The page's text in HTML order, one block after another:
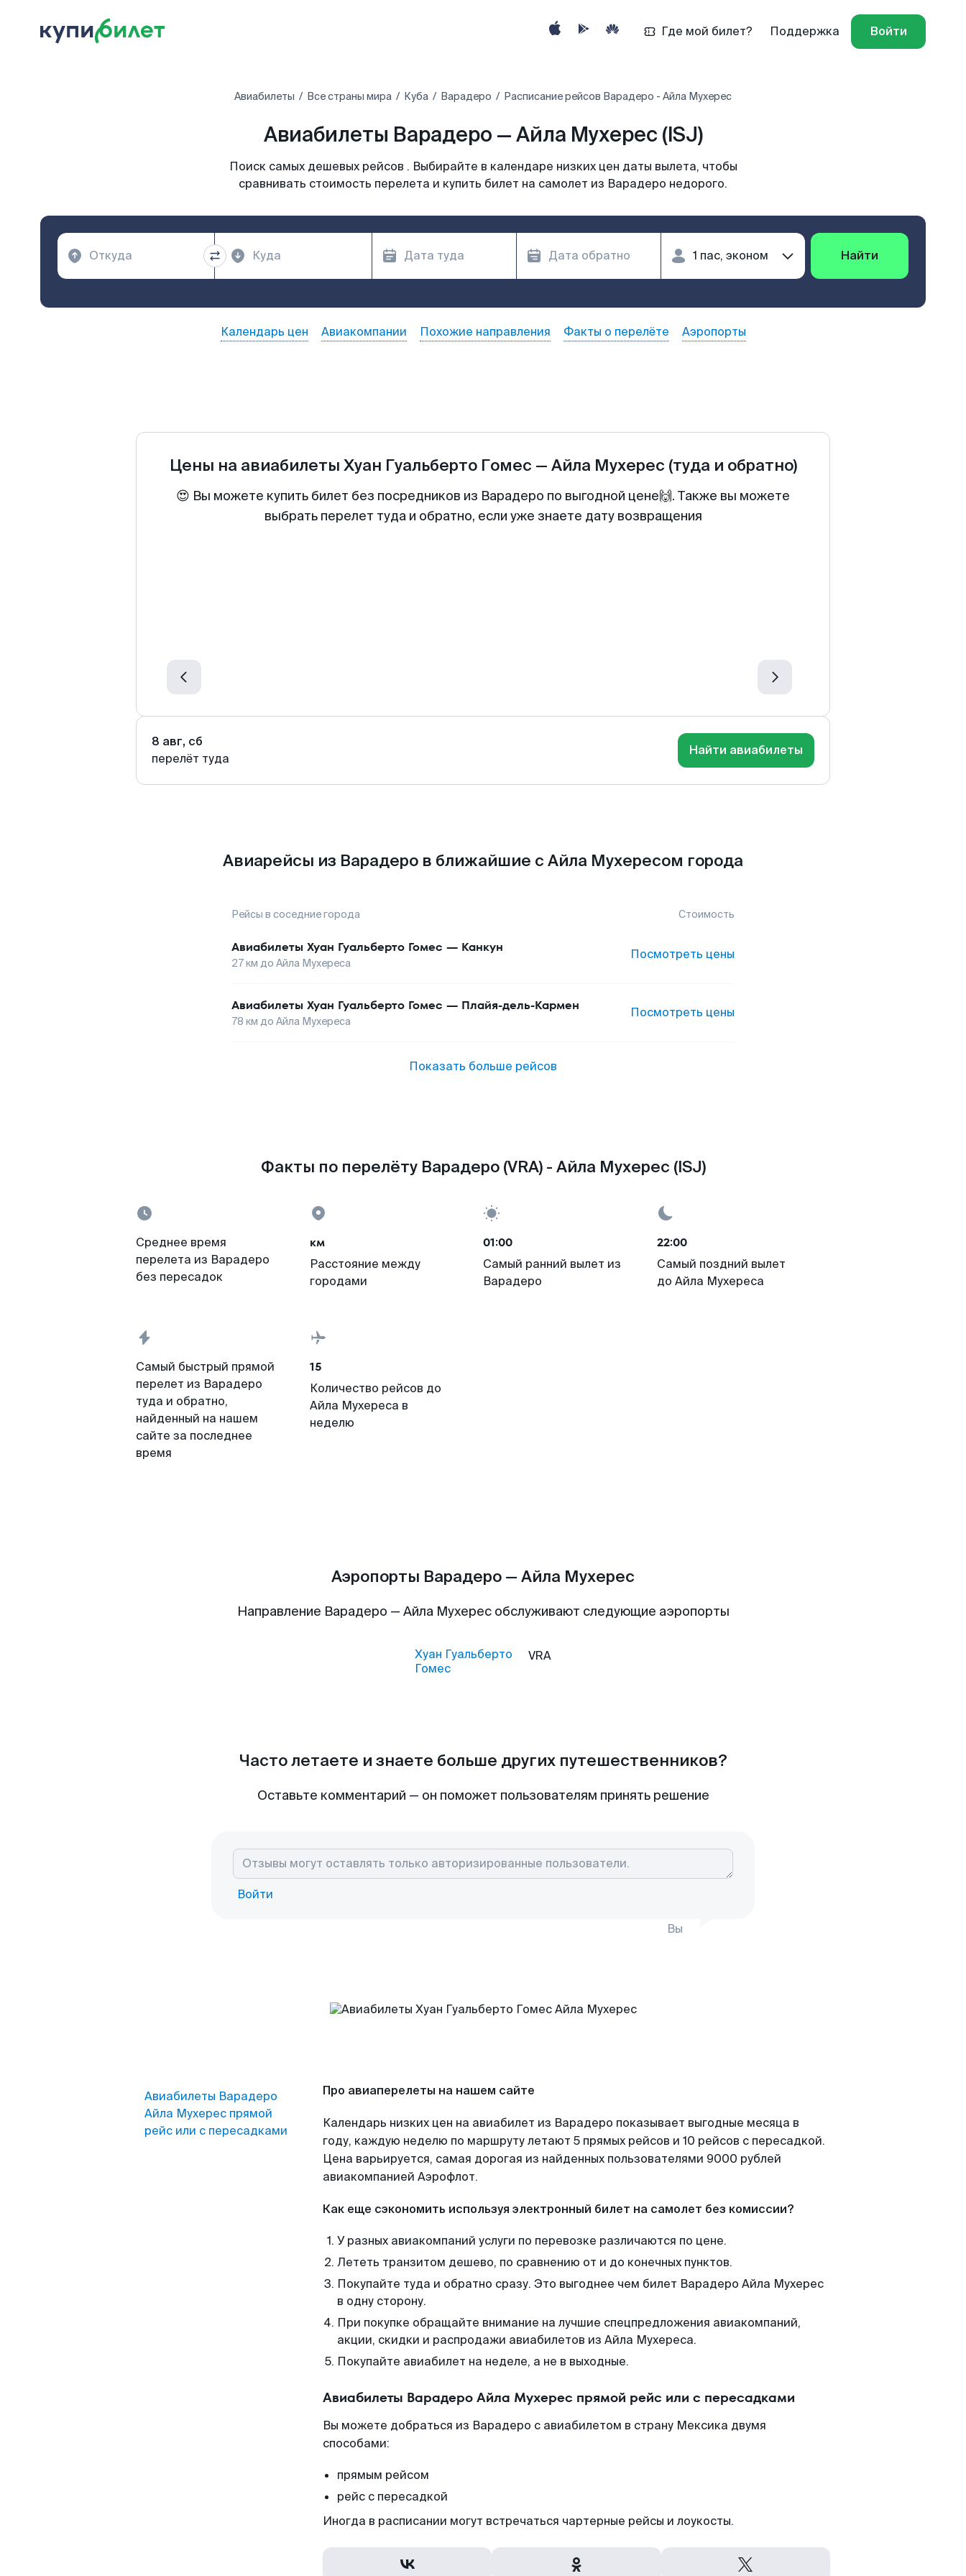
Где мой билет? Поддержка Войти
Авиабилеты Все страны мира Куба Варадеро Расписание рейсов Варадеро - Айла Мухерес
Авиабилеты Варадеро — Айла Мухерес (ISJ)
Поиск самых дешевых рейсов . Выбирайте в календаре низких цен даты вылета, чтобы
сравнивать стоимость перелета и купить билет на самолет из Варадеро недорого.
Найти
Календарь цен Авиакомпании Похожие направления Факты о перелёте Аэропорты
Цены на авиабилеты Хуан Гуальберто Гомес — Айла Мухерес (туда и обратно)
😍 Вы можете купить билет без посредников из Варадеро по выгодной цене🙌. Также вы можете
выбрать перелет туда и обратно, если уже знаете дату возвращения
8 авг, сб
перелёт туда
Найти авиабилеты
Авиарейсы из Варадеро в ближайшие с Айла Мухересом города
Рейсы в соседние города Стоимость
Авиабилеты Хуан Гуальберто Гомес — Канкун
27км до Айла Мухереса
Посмотреть цены
Авиабилеты Хуан Гуальберто Гомес — Плайя-дель-Кармен
78 км до Айла Мухереса
Посмотреть цены
Показать больше рейсов
Факты по перелёту Варадеро (VRA) - Айла Мухерес (ISJ)
Среднее время
перелета из Варадеро
без пересадок
км
Расстояние между
городами
01:00
Самый ранний вылет из
Варадеро
22:00
Самый поздний вылет
до Айла Мухереса
Самый быстрый прямой
перелет из Варадеро
туда и обратно,
найденный на нашем
сайте за последнее
время
15
Количество рейсов до
Айла Мухереса в
неделю
Аэропорты Варадеро — Айла Мухерес
Направление Варадеро — Айла Мухерес обслуживают следующие аэропорты
Хуан Гуальберто
Гомес
VRA
Часто летаете и знаете больше других путешественников?
Оставьте комментарий — он поможет пользователям принять решение
Войти
Вы
Авиабилеты Варадеро
Айла Мухерес прямой
рейс или с пересадками
Про авиаперелеты на нашем сайте
Календарь низких цен на авиабилет из Варадеро показывает выгодные месяца в
году, каждую неделю по маршруту летают 5 прямых рейсов и 10 рейсов с пересадкой.
Цена варьируется, самая дорогая из найденных пользователями 9000 рублей
авиакомпанией Аэрофлот.
Как еще сэкономить используя электронный билет на самолет без комиссии?
У разных авиакомпаний услуги по перевозке различаются по цене.
Лететь транзитом дешево, по сравнению от и до конечных пунктов.
Покупайте туда и обратно сразу. Это выгоднее чем билет Варадеро Айла Мухерес
в одну сторону.
При покупке обращайте внимание на лучшие спецпредложения авиакомпаний,
акции, скидки и распродажи авиабилетов из Айла Мухереса.
Покупайте авиабилет на неделе, а не в выходные.
Авиабилеты Варадеро Айла Мухерес прямой рейс или с пересадками
Вы можете добраться из Варадеро с авиабилетом в страну Мексика двумя
способами:
прямым рейсом
рейс с пересадкой
Иногда в расписании могут встречаться чартерные рейсы и лоукосты.